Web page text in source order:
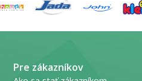
Pre zákazníkov